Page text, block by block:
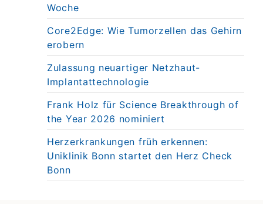
Woche
Core2Edge: Wie Tumorzellen das Gehirn
erobern
Zulassung neuartiger Netzhaut-
Implantattechnologie
Frank Holz für Science Breakthrough of
the Year 2026 nominiert
Herzerkrankungen früh erkennen:
Uniklinik Bonn startet den Herz Check
Bonn